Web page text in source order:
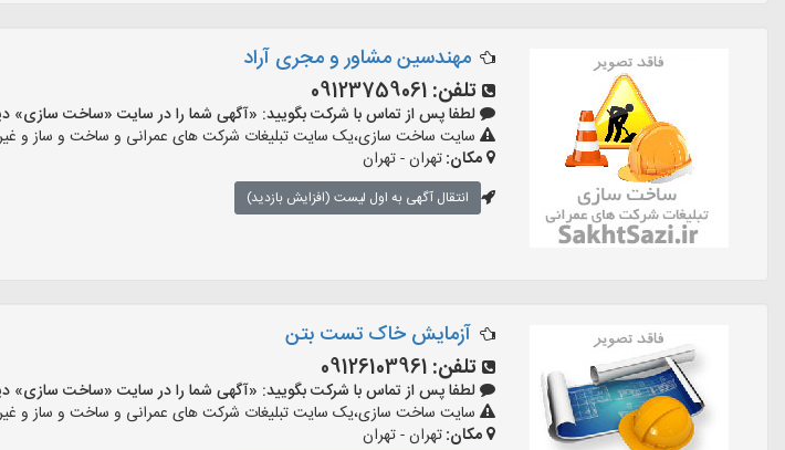
مهندسین مشاور و مجری آراد
تلفن: 09123759061
لطفا پس از تماس با شرکت بگویید: «آگهی شما را در سایت «ساخت سازی» دیده ام و کد
سایت ساخت سازی،یک سایت تبلیغات شرکت های عمرانی و ساخت و ساز و
مکان:تهران - تهران
انتقال آگهی به اول لیست (افزایش بازدید)
آزمایش خاک تست بتن
تلفن: 09126103961
لطفا پس از تماس با شرکت بگویید: «آگهی شما را در سایت «ساخت سازی» دیده ام و کد
سایت ساخت سازی،یک سایت تبلیغات شرکت های عمرانی و ساخت و ساز و
مکان:تهران - تهران